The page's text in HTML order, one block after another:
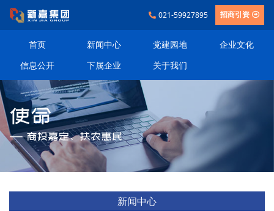
021-59927895 招商引资
首页 新闻中心 党建园地
企业文化
信息公开
下属企业 关于我们
新闻中心